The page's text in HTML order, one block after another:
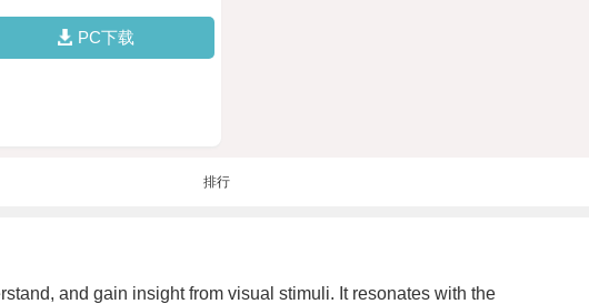
PC下载
排行
and gain insight from visual stimuli. It resonates with the